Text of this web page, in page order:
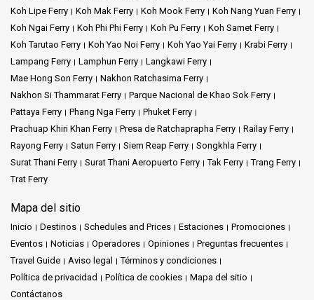
Koh Lipe Ferry
Koh Mak Ferry Koh Mook Ferry
Koh Nang Yuan Ferry
Koh Ngai Ferry
Koh Phi Phi Ferry Koh Pu Ferry
Koh Samet Ferry
Koh Tarutao Ferry
Koh Yao Noi Ferry Koh Yao Yai Ferry
Krabi Ferry
Lampang Ferry
Lamphun Ferry
Langkawi Ferry
Mae Hong Son Ferry
Nakhon Ratchasima Ferry
Nakhon Si Thammarat Ferry
Parque Nacional de Khao Sok Ferry
Pattaya Ferry
Phang Nga Ferry
Phuket Ferry
Prachuap Khiri Khan Ferry
Presa de Ratchaprapha Ferry
Railay Ferry
Rayong Ferry
Satun Ferry Siem Reap Ferry
Songkhla Ferry
Surat Thani Ferry
Surat Thani Aeropuerto Ferry Tak Ferry
Trang Ferry
Trat Ferry
Mapa del sitio
Inicio Destinos Schedules and Prices Estaciones
Promociones
Eventos
Noticias Operadores Opiniones
Preguntas frecuentes
Travel Guide
Aviso legal
Términos y condiciones
Política de privacidad
Política de cookies
Mapa del sitio
Contáctanos